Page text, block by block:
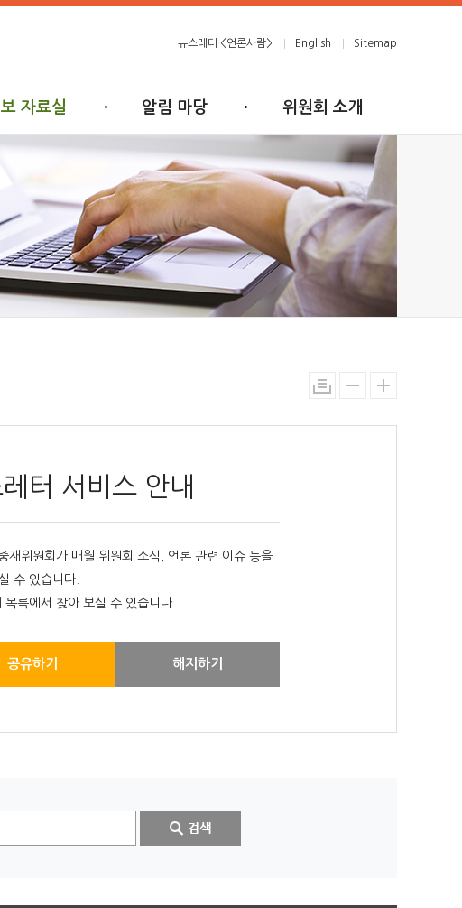
뉴스레터 <언론사람> English Sitemap
자료실 알림 마당 위원회 소개
터 서비스 안내
재위원회가 매월 위원회 소식, 언론 관련 이슈 등을
수 있습니다.
록에서 찾아 보실 수 있습니다.
공유하기 해지하기